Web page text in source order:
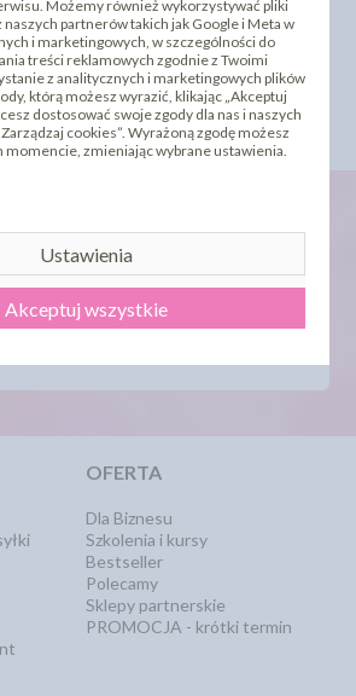
OPINIĘ
PODOBNE
OFERTA
Dla Biznesu
Szkolenia i kursy
Bestseller
Polecamy
Sklepy partnerskie
PROMOCJA - krótki termin
Możemy również wykorzystywać pliki
naszych partnerów takich jak Google i Meta w
i marketingowych, w szczególności do
treści reklamowych zgodnie z Twoimi
z analitycznych i marketingowych plików
którą możesz wyrazić, klikając „Akceptuj
dostosować swoje zgody dla nas i naszych
cookies”. Wyrażoną zgodę możesz
momencie, zmieniając wybrane ustawienia.
Ustawienia
Akceptuj wszystkie